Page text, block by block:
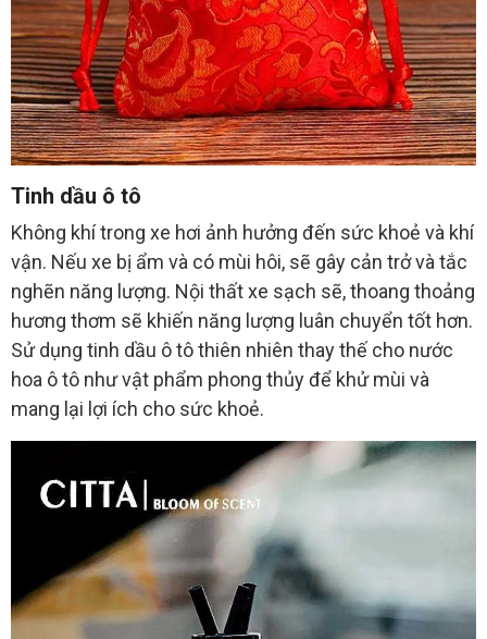
Tinh dầu ô tô
Không khí trong xe hơi ảnh hưởng đến sức khoẻ và khí
vận. Nếu xe bị ẩm và có mùi hôi, sẽ gây cản trở và tắc
nghẽn năng lượng. Nội thất xe sạch sẽ, thoang thoảng
hương thơm sẽ khiến năng lượng luân chuyển tốt hơn.
Sử dụng tinh dầu ô tô thiên nhiên thay thế cho nước
hoa ô tô như vật phẩm phong thủy để khử mùi và
mang lại lợi ích cho sức khoẻ.